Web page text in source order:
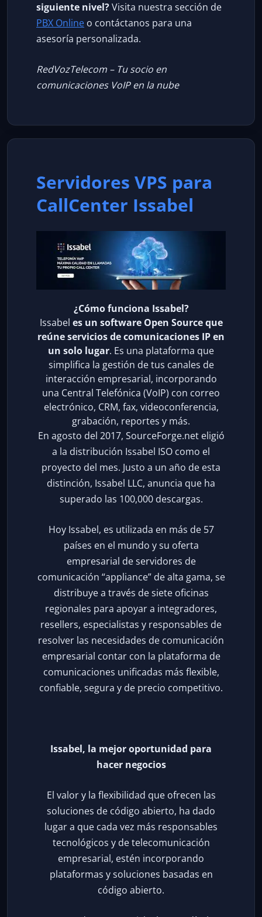
siguiente nivel?Visita nuestra sección de
PBX Online o contáctanos para una
asesoría personalizada.
RedVozTelecom – Tu socio en
comunicaciones VoIP en la nube
Servidores VPS para
CallCenter Issabel
¿Cómo funciona Issabel?
Issabel es un software Open Source que
reúne servicios de comunicaciones IP en
un solo lugar. Es una plataforma que
simplifica la gestión de tus canales de
interacción empresarial, incorporando
una Central Telefónica (VoIP) con correo
electrónico, CRM, fax, videoconferencia,
grabación, reportes y más.
En agosto del 2017, SourceForge.net eligió
a la distribución Issabel ISO como el
proyecto del mes. Justo a un año de esta
distinción, Issabel LLC, anuncia que ha
superado las 100,000 descargas.
Hoy Issabel, es utilizada en más de 57
países en el mundo y su oferta
empresarial de servidores de
comunicación “appliance” de alta gama, se
distribuye a través de siete oficinas
regionales para apoyar a integradores,
resellers, especialistas y responsables de
resolver las necesidades de comunicación
empresarial contar con la plataforma de
comunicaciones unificadas más flexible,
confiable, segura y de precio competitivo.
Issabel, la mejor oportunidad para
hacer negocios
El valor y la flexibilidad que ofrecen las
soluciones de código abierto, ha dado
lugar a que cada vez más responsables
tecnológicos y de telecomunicación
empresarial, estén incorporando
plataformas y soluciones basadas en
código abierto.